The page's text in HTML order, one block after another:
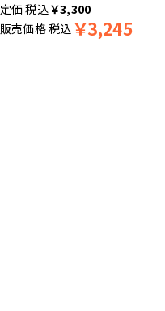
税込￥3,300
販売価格税込 ￥3,245